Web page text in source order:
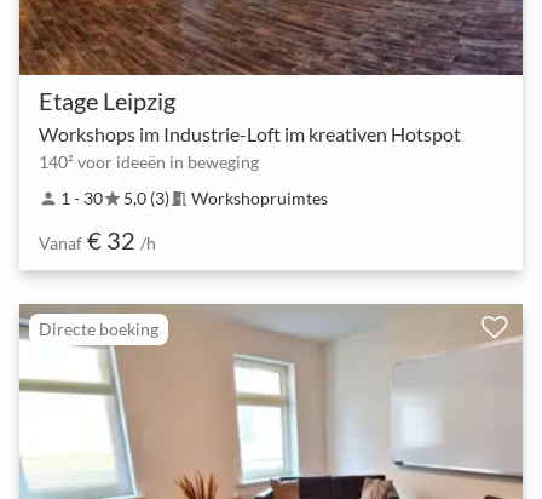
Etage Leipzig
Workshops im Industrie-Loft im kreativen Hotspot
140² voor ideeën in beweging
person 1 - 30star5,0 (3) meeting_room Workshopruimtes
Vanaf € 32 /h
Directe boeking